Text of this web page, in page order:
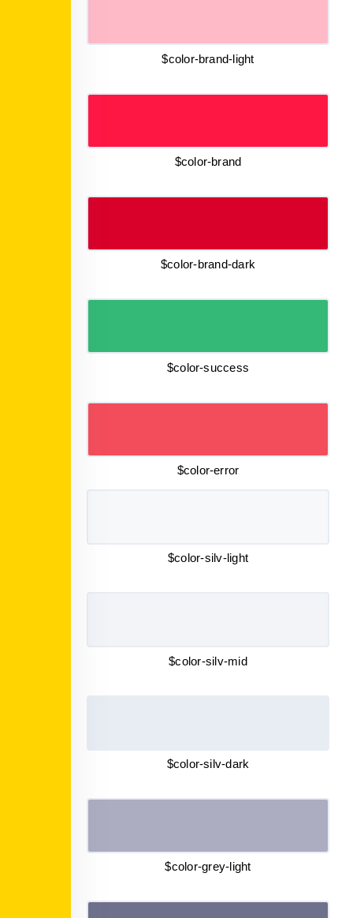
$color-brand-light
$color-brand
$color-brand-dark
$color-success
$color-error
$color-silv-light
$color-silv-mid
$color-silv-dark
$color-grey-light